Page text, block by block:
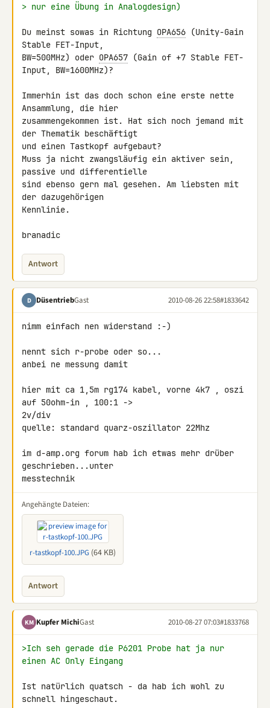
> nur eine Übung in Analogdesign)
Du meinst sowas in Richtung OPA656 (Unity-Gain
Stable FET-Input,
BW=500MHz) oder OPA657 (Gain of +7 Stable FET-
Input, BW=1600MHz)?
Immerhin ist das doch schon eine erste nette
Ansammlung, die hier
zusammengekommen ist. Hat sich noch jemand mit
der Thematik beschäftigt
und einen Tastkopf aufgebaut?
Muss ja nicht zwangsläufig ein aktiver sein,
passive und differentielle
sind ebenso gern mal gesehen. Am liebsten mit
der dazugehörigen
Kennlinie.
branadic
Antwort
D DüsentriebGast 2010-08-26 22:58#1833642
nimm einfach nen widerstand :-)
nennt sich r-probe oder so...
anbei ne messung damit
hier mit ca 1,5m rg174 kabel, vorne 4k7 , oszi
auf 50ohm-in , 100:1 ->
2v/div
quelle: standard quarz-oszillator 22Mhz
im d-amp.org forum hab ich etwas mehr drüber
geschrieben...unter
messtechnik
Angehängte Dateien:
r-tastkopf-100.JPG (64 KB)
Antwort
KM Kupfer MichiGast 2010-08-27 07:03#1833768
>Ich seh gerade die P6201 Probe hat ja nur
einen AC Only Eingang
Ist natürlich quatsch - da hab ich wohl zu
schnell hingeschaut.